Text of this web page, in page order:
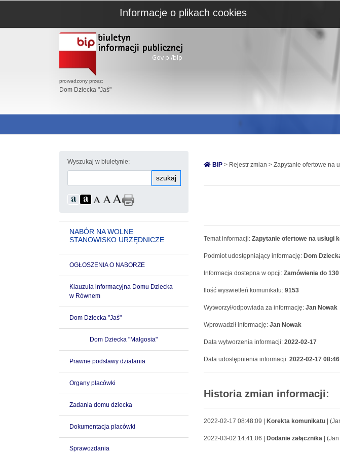
prowadzony przez:
Dom Dziecka "Jaś"
Wyszukaj w biuletynie:
szukaj
NABÓR NA WOLNE
STANOWISKO URZĘDNICZE
OGŁOSZENIA O NABORZE
Klauzula informacyjna Domu Dziecka
w Równem
Dom Dziecka "Jaś"
Dom Dziecka "Małgosia"
Prawne podstawy działania
Organy placówki
Zadania domu dziecka
Dokumentacja placówki
Sprawozdania
BIP > Rejestr zmian > Zapytanie ofertowe na
Temat informacji: Zapytanie ofertowe na usługi
Podmiot udostępniający informację: Dom
Informacja dostepna w opcji: Zamówienia do
Ilość wyswietleń komunikatu: 9153
Wytworzył/odpowiada za informację: Jan Nowak
Wprowadził informację: Jan Nowak
Data wytworzenia informacji: 2022-02-17
Data udostępnienia informacji: 2022-02-17
Historia zmian informacji:
2022-02-17 08:48:09 | Korekta komunikatu |
2022-03-02 14:41:06 | Dodanie załącznika |
Informacje o plikach cookies